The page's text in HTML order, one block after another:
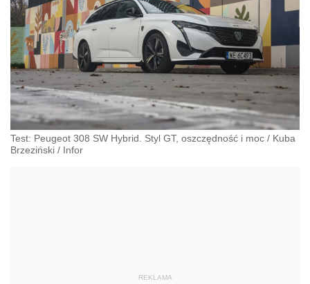
Test: Peugeot 308 SW Hybrid. Styl GT, oszczędność i moc / Kuba
Brzeziński / Infor